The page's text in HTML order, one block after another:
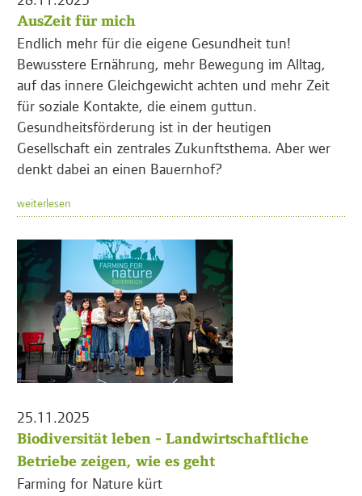
AusZeit für mich
Endlich mehr für die eigene Gesundheit tun!
Bewusstere Ernährung, mehr Bewegung im Alltag,
auf das innere Gleichgewicht achten und mehr Zeit
für soziale Kontakte, die einem guttun.
Gesundheitsförderung ist in der heutigen
Gesellschaft ein zentrales Zukunftsthema. Aber wer
denkt dabei an einen Bauernhof?
weiterlesen
25.11.2025
Biodiversität leben - Landwirtschaftliche
Betriebe zeigen, wie es geht
Farming for Nature kürt